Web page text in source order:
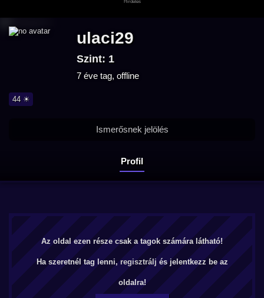
ulaci29
Szint: 1
7 éve tag, offline
44 ☀
Profil
Ismerősnek jelölés
Az oldal ezen része csak a tagok számára látható!
Ha szeretnél tag lenni, regisztrálj és jelentkezz be az
oldalra!